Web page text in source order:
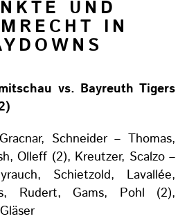
UND
IN
vs. Bayreuth Tigers
Gracnar, Schneider – Thomas,
Olleff (2), Kreutzer, Scalzo –
Schietzold, Lavallée,
Rudert, Gams, Pohl (2),